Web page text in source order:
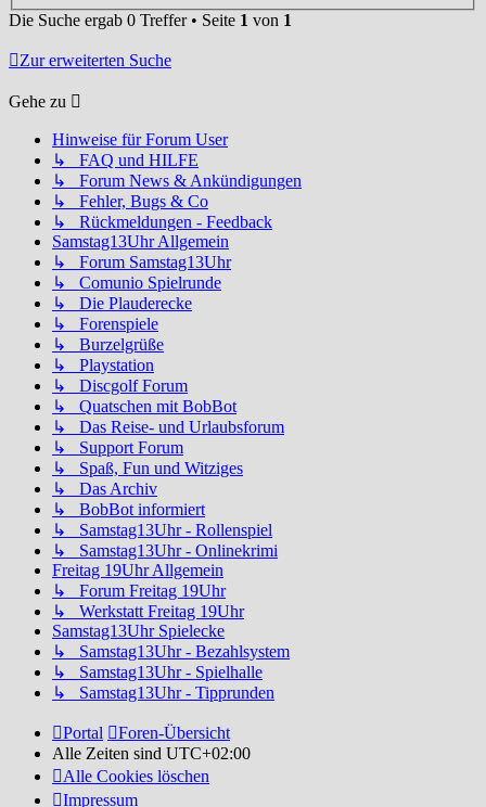
Die Suche ergab 0 Treffer • Seite 1 von 1
Zur erweiterten Suche
Gehe zu
Hinweise für Forum User
↳ FAQ und HILFE
↳ Forum News & Ankündigungen
↳ Fehler, Bugs & Co
↳ Rückmeldungen - Feedback
Samstag13Uhr Allgemein
↳ Forum Samstag13Uhr
↳ Comunio Spielrunde
↳ Die Plauderecke
↳ Forenspiele
↳ Burzelgrüße
↳ Playstation
↳ Discgolf Forum
↳ Quatschen mit BobBot
↳ Das Reise- und Urlaubsforum
↳ Support Forum
↳ Spaß, Fun und Witziges
↳ Das Archiv
↳ BobBot informiert
↳ Samstag13Uhr - Rollenspiel
↳ Samstag13Uhr - Onlinekrimi
Freitag 19Uhr Allgemein
↳ Forum Freitag 19Uhr
↳ Werkstatt Freitag 19Uhr
Samstag13Uhr Spielecke
↳ Samstag13Uhr - Bezahlsystem
↳ Samstag13Uhr - Spielhalle
↳ Samstag13Uhr - Tipprunden
Portal
Foren-Übersicht
Alle Zeiten sind UTC+02:00
Alle Cookies löschen
Impressum